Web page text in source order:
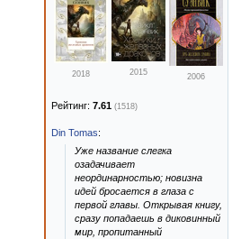
2018 2015 2006
Рейтинг: 7.61 (1518)
Din Tomas:
Уже название слегка
озадачивает
неординарностью; новизна
идей бросается в глаза с
первой главы. Открывая книгу,
сразу попадаешь в диковинный
мир, пропитанный